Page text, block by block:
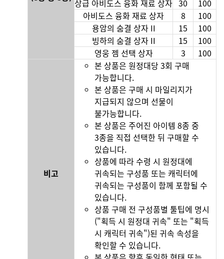
상급 아비도스 융화 재료 상자 30
100
아비도스 융화 재료 상자
8
100
용암의 숨결 상자 II
15
100
빙하의 숨결 상자 II
15
100
영웅 젬 선택 상자
3 100
비고
본 상품은 원정대당 3회 구매
가능합니다.
본 상품은 구매 시 마일리지가
지급되지 않으며 선물이
불가능합니다.
본 상품은 주어진 아이템 8종 중
3종을 직접 선택한 뒤 구매할 수
있습니다.
상품에 따라 수령 시 원정대에
귀속되는 구성품 또는 캐릭터에
귀속되는 구성품이 함께 포함될 수
있습니다.
상품 구매 전 구성품별 툴팁에 명시
("획득 시 원정대 귀속" 또는 "획득
시 캐릭터 귀속")된 귀속 속성을
확인할 수 있습니다.